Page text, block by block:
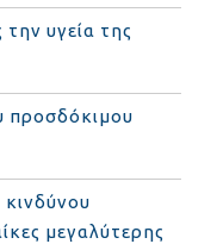
υγεία της
προσδόκιμου
μεγαλύτερης